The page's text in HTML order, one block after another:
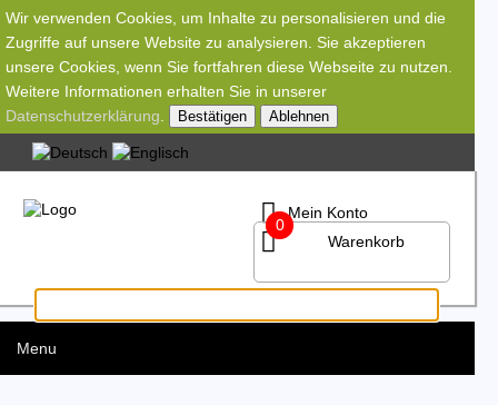
Wir verwenden Cookies, um Inhalte zu personalisieren und die
Zugriffe auf unsere Website zu analysieren. Sie akzeptieren
unsere Cookies, wenn Sie fortfahren diese Webseite zu nutzen.
Weitere Informationen erhalten Sie in unserer
Datenschutzerklärung
Bestätigen Ablehnen
Mein Konto
0
Warenkorb
Menu